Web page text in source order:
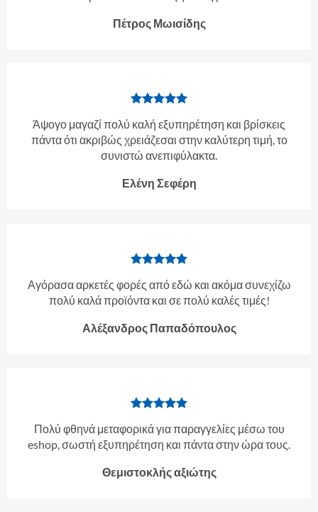
Πέτρος Μωισίδης
Άψογο μαγαζί πολύ καλή εξυπηρέτηση και βρίσκεις
πάντα ότι ακριβώς χρειάζεσαι στην καλύτερη τιμή, το
συνιστώ ανεπιφύλακτα.
Ελένη Σεφέρη
Αγόρασα αρκετές φορές από εδώ και ακόμα συνεχίζω
πολύ καλά προϊόντα και σε πολύ καλές τιμές!
Αλέξανδρος Παπαδόπουλος
Πολύ φθηνά μεταφορικά για παραγγελίες μέσω του
eshop, σωστή εξυπηρέτηση και πάντα στην ώρα τους.
Θεμιστοκλής αξιώτης